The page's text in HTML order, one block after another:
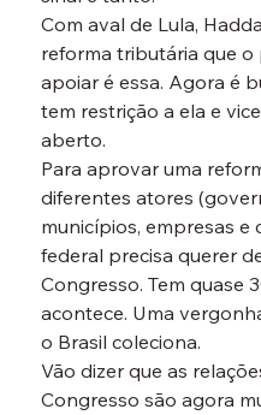
Com aval de Lula,
reforma tributária que
apoiar é essa. Agora é
tem restrição a ela e
aberto.
Para aprovar uma
diferentes atores
municípios, empresas e
federal precisa querer
Congresso. Tem quase
acontece. Uma
o Brasil coleciona.
Vão dizer que as
Congresso são agora